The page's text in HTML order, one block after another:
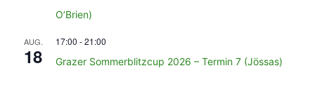
O’Brien)
AUG.
18
17:00 -21:00
Grazer Sommerblitzcup 2026 – Termin 7 (Jössas)